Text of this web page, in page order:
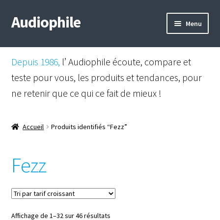
Aller
à
Aller
au
Audiophile Menu
Mail
Shop
Instagram
Facebook
Depuis 1986, l’ Audiophile écoute, compare et
teste pour vous, les produits et tendances, pour
ne retenir que ce qui ce fait de mieux !
Accueil Produits identifiés “Fezz”
Fezz
Affichage de 1–32 sur 46 résultatsTrié